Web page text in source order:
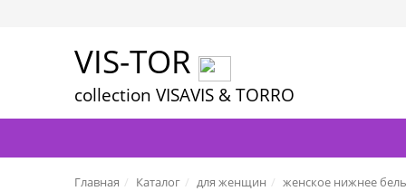
VIS-TOR
collection VISAVIS & TORRO
Главная Каталог для женщин женское нижнее